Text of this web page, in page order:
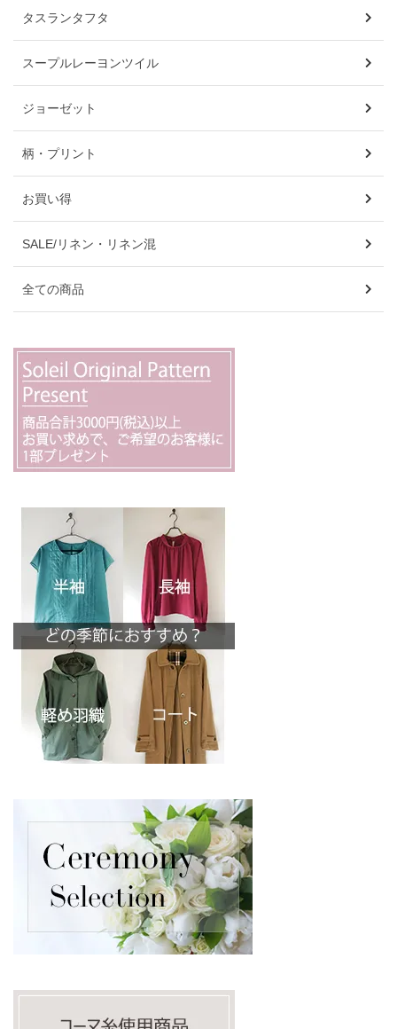
タスランタフタ
スープルレーヨンツイル
ジョーゼット
柄・プリント
お買い得
SALE/リネン・リネン混
全ての商品